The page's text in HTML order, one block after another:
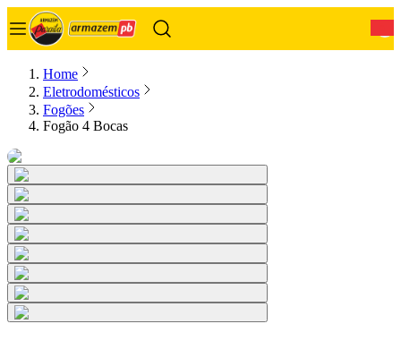
Home
Eletrodomésticos
Fogões
Fogão 4 Bocas